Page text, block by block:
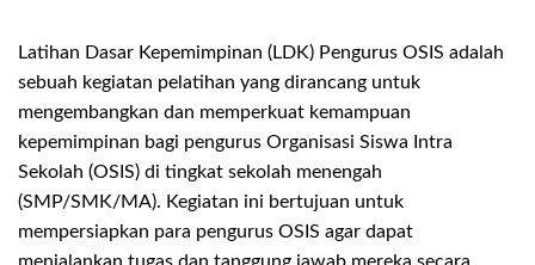
Latihan Dasar Kepemimpinan (LDK) Pengurus OSIS adalah
sebuah kegiatan pelatihan yang dirancang untuk
mengembangkan dan memperkuat kemampuan
kepemimpinan bagi pengurus Organisasi Siswa Intra
Sekolah (OSIS) di tingkat sekolah menengah
(SMP/SMK/MA). Kegiatan ini bertujuan untuk
mempersiapkan para pengurus OSIS agar dapat
menjalankan tugas dan tanggung jawab mereka secara